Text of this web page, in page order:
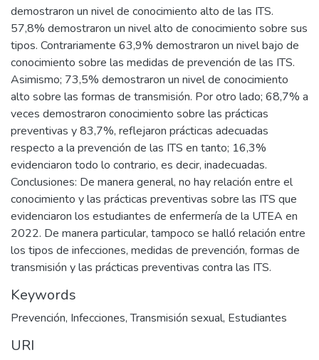
demostraron un nivel de conocimiento alto de las ITS.
57,8% demostraron un nivel alto de conocimiento sobre sus
tipos. Contrariamente 63,9% demostraron un nivel bajo de
conocimiento sobre las medidas de prevención de las ITS.
Asimismo; 73,5% demostraron un nivel de conocimiento
alto sobre las formas de transmisión. Por otro lado; 68,7% a
veces demostraron conocimiento sobre las prácticas
preventivas y 83,7%, reflejaron prácticas adecuadas
respecto a la prevención de las ITS en tanto; 16,3%
evidenciaron todo lo contrario, es decir, inadecuadas.
Conclusiones: De manera general, no hay relación entre el
conocimiento y las prácticas preventivas sobre las ITS que
evidenciaron los estudiantes de enfermería de la UTEA en
2022. De manera particular, tampoco se halló relación entre
los tipos de infecciones, medidas de prevención, formas de
transmisión y las prácticas preventivas contra las ITS.
Keywords
Prevención, Infecciones,Transmisión sexual, Estudiantes
URI